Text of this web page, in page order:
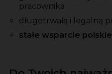
pracownika
długotrwałą i legalną
stałe wsparcie